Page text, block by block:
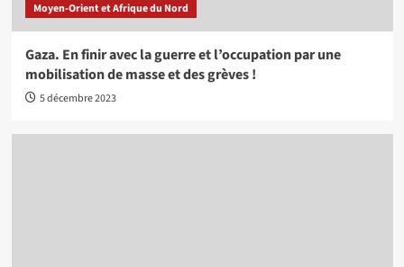
Moyen-Orient et Afrique du Nord
Gaza. En finir avec la guerre et l’occupation par une
mobilisation de masse et des grèves !
5 décembre 2023